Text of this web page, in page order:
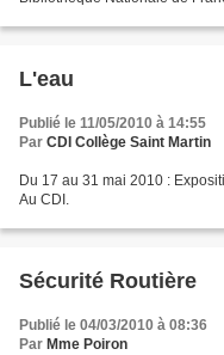
L'eau
Publié le 11/05/2010 à 14:55
Par CDI Collège Saint Martin
Du 17 au 31 mai 2010 :
Au CDI.
Sécurité Routière
Publié le 04/03/2010 à 08:36
Par Mme Poiron